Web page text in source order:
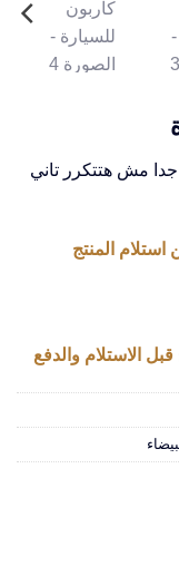
مش هتتكرر تاني
قبل الاستلام والدفع